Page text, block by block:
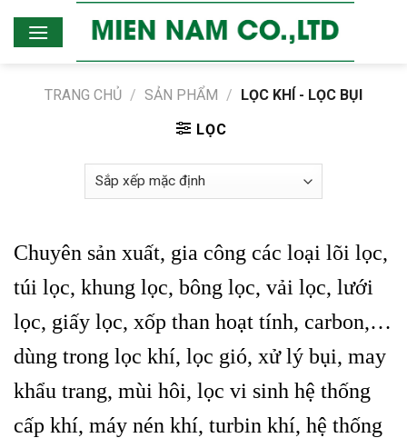
TRANG CHỦ / SẢN PHẨM / LỌC KHÍ - LỌC BỤI
LỌC
Chuyên sản xuất, gia công các loại lõi lọc,
túi lọc, khung lọc, bông lọc, vải lọc, lưới
lọc, giấy lọc, xốp than hoạt tính, carbon,…
dùng trong lọc khí, lọc gió, xử lý bụi, may
khẩu trang, mùi hôi, lọc vi sinh hệ thống
cấp khí, máy nén khí, turbin khí, hệ thống